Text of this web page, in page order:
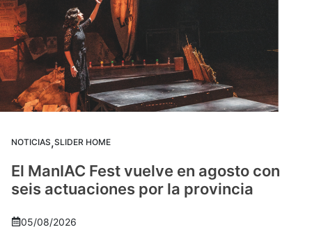
NOTICIAS,SLIDER HOME
El ManIAC Fest vuelve en agosto con
seis actuaciones por la provincia
05/08/2026